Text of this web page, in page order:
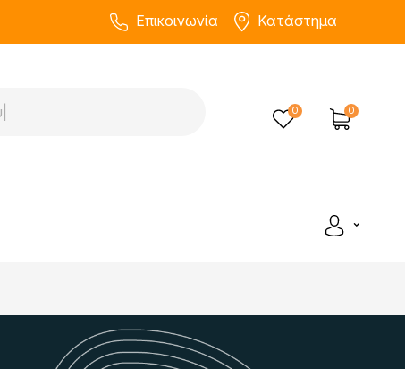
Επικοινωνία Κατάστημα
0
0